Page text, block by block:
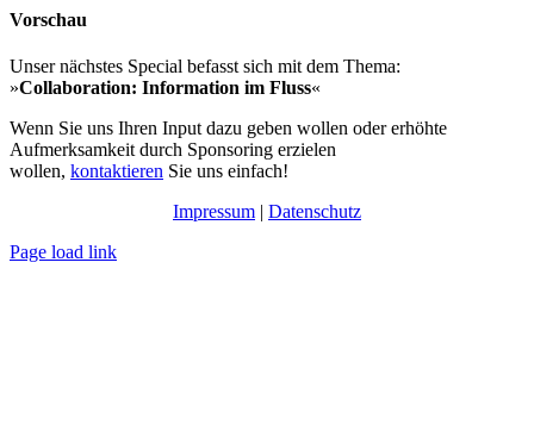
Vorschau
Unser nächstes Special befasst sich mit dem Thema:
»Collaboration: Information im Fluss«
Wenn Sie uns Ihren Input dazu geben wollen oder erhöhte
Aufmerksamkeit durch Sponsoring erzielen
wollen, kontaktieren Sie uns einfach!
Impressum | Datenschutz
Page load link